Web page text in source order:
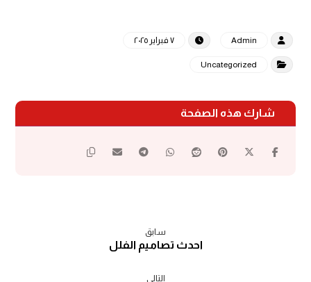
Admin ٧ فبراير ٢٠٢٥
Uncategorized
سابق
احدث تصاميم الفلل
التالي